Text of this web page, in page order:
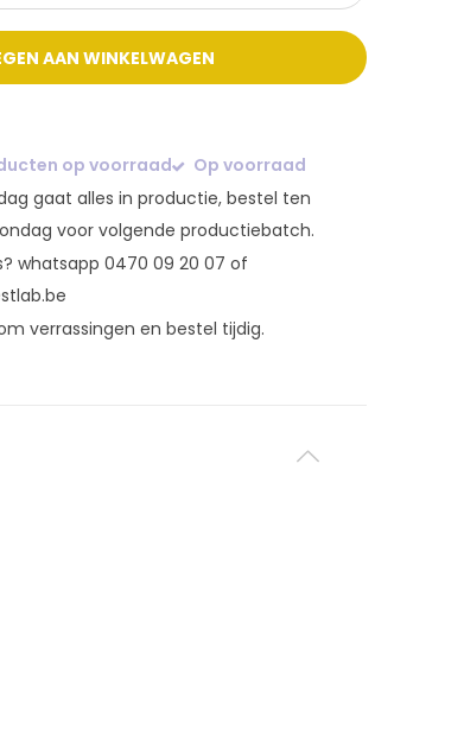
AAN WINKELWAGEN
op voorraad
Op voorraad
gaat alles in productie, bestel ten
voor volgende productiebatch.
whatsapp 0470 09 20 07 of
verrassingen en bestel tijdig.